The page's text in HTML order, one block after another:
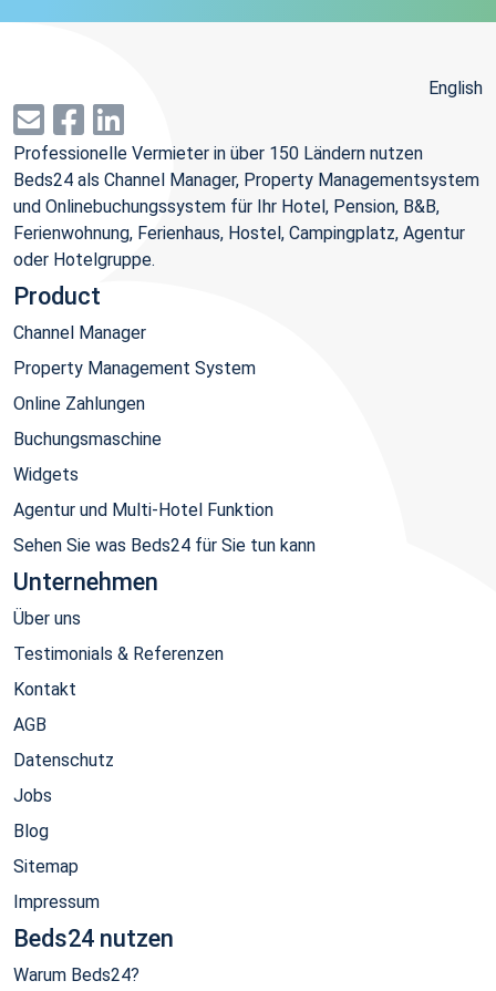
English
Professionelle Vermieter in über 150 Ländern nutzen
Beds24 als Channel Manager, Property Managementsystem
und Onlinebuchungssystem für Ihr Hotel, Pension, B&B,
Ferienwohnung, Ferienhaus, Hostel, Campingplatz, Agentur
oder Hotelgruppe.
Product
Channel Manager
Property Management System
Online Zahlungen
Buchungsmaschine
Widgets
Agentur und Multi-Hotel Funktion
Sehen Sie was Beds24 für Sie tun kann
Unternehmen
Über uns
Testimonials & Referenzen
Kontakt
AGB
Datenschutz
Jobs
Blog
Sitemap
Impressum
Beds24 nutzen
Warum Beds24?